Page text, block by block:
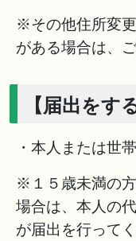
※その他住所変
がある場合は、
【届出をす
・本人または世
※１５歳未満の
場合は、本人の
が届出を行ってく